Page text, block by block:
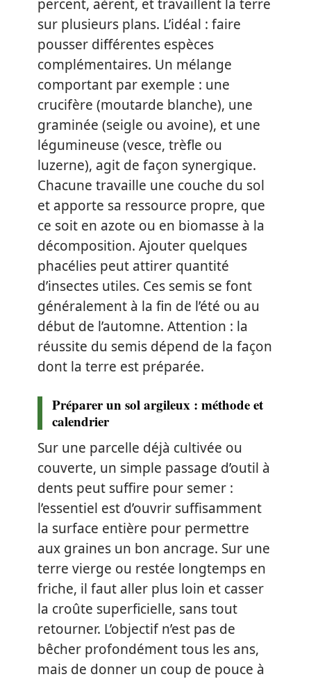
percent, aèrent, et travaillent la terre
sur plusieurs plans. L’idéal : faire
pousser différentes espèces
complémentaires. Un mélange
comportant par exemple : une
crucifère (moutarde blanche), une
graminée (seigle ou avoine), et une
légumineuse (vesce, trèfle ou
luzerne), agit de façon synergique.
Chacune travaille une couche du sol
et apporte sa ressource propre, que
ce soit en azote ou en biomasse à la
décomposition. Ajouter quelques
phacélies peut attirer quantité
d’insectes utiles. Ces semis se font
généralement à la fin de l’été ou au
début de l’automne. Attention : la
réussite du semis dépend de la façon
dont la terre est préparée.
Préparer un sol argileux : méthode et
calendrier
Sur une parcelle déjà cultivée ou
couverte, un simple passage d’outil à
dents peut suffire pour semer :
l’essentiel est d’ouvrir suffisamment
la surface entière pour permettre
aux graines un bon ancrage. Sur une
terre vierge ou restée longtemps en
friche, il faut aller plus loin et casser
la croûte superficielle, sans tout
retourner. L’objectif n’est pas de
bêcher profondément tous les ans,
mais de donner un coup de pouce à